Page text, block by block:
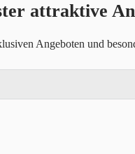
attraktive
Angeboten und